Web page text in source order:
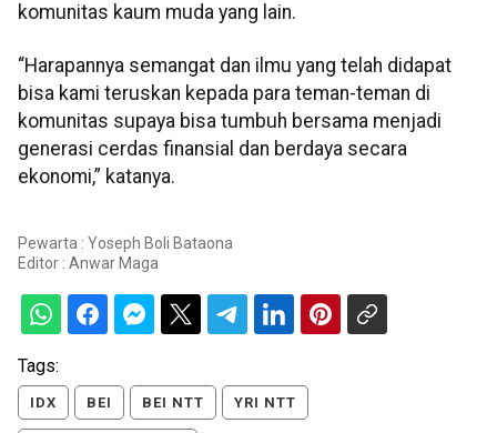
komunitas kaum muda yang lain.
“Harapannya semangat dan ilmu yang telah didapat
bisa kami teruskan kepada para teman-teman di
komunitas supaya bisa tumbuh bersama menjadi
generasi cerdas finansial dan berdaya secara
ekonomi,” katanya.
Pewarta : Yoseph Boli Bataona
Editor : Anwar Maga
Tags:
IDX BEI BEI NTT YRI NTT